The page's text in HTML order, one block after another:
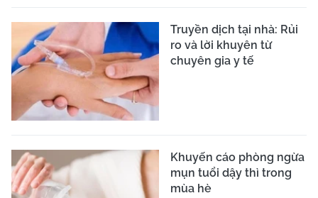
Truyền dịch tại nhà: Rủi
ro và lời khuyên từ
chuyên gia y tế
Khuyến cáo phòng ngừa
mụn tuổi dậy thì trong
mùa hè